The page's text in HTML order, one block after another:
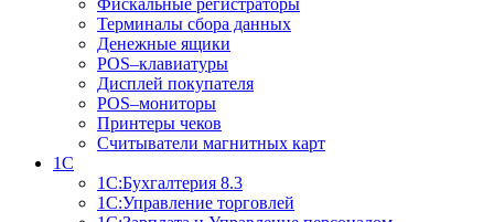
Фискальные регистраторы
Терминалы сбора данных
Денежные ящики
POS–клавиатуры
Дисплей покупателя
POS–мониторы
Принтеры чеков
Считыватели магнитных карт
1С
1С:Бухгалтерия 8.3
1С:Управление торговлей